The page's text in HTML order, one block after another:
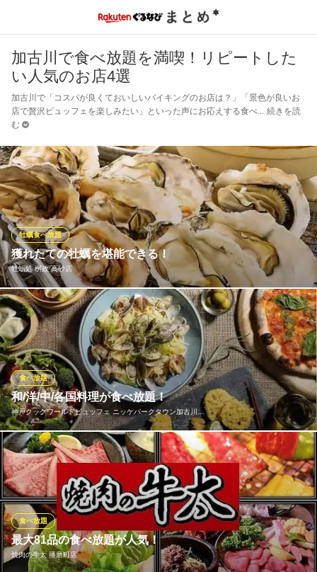
加古川で食べ放題を満喫！リピートした
い人気のお店4選
加古川で「コスパが良くておいしいバイキングのお店は？」「景色が良いお
店で贅沢ビュッフェを楽しみたい」といった声にお応えする食べ
続きを読
む
獲れたての牡蠣を堪能できる！
牡蛎処 桝政 高砂店
牡蠣食べ放題
提携先の室津網元の漁師桝政さんより、その日の獲れたてを入
荷！丁寧に手間暇かけて育てた牡蛎をどこよりも新鮮な状態で食
せます★牡蛎は勿論ぷりっぷりで濃厚です。新鮮な牡蠣を取り放
題＆食べ放題でご堪能ください。
牡蛎処 桝政 高砂店
獲れたての新鮮な牡蠣
山陽電鉄本線伊保駅 徒歩17分
兵庫県高砂市中島2-3-3
和/洋/中/各国料理が食べ放題！
神戸クックワールドビュッフェ ニッケパークタウン加古川…
食べ放題
～約100種以上の前菜/サラダ/揚物/鉄板が食べ放題※ソフトドリン
ク飲放付～ ワールドビュッフェで、『世界旅行を身近に…♪』和
食・洋食・中華・定番メニュー・世界各国料理フェアなど全てが
食べ放題に！料理メニュー詳細に関しては、メニュータブの『ス
イーツフェア』ページへ！
神戸クックワールドビュッフェ ニッケパークタウン加古川店
世界のビュッフェ
最大81品の食べ放題が人気！
焼肉の牛太 播磨町店
食べ放題